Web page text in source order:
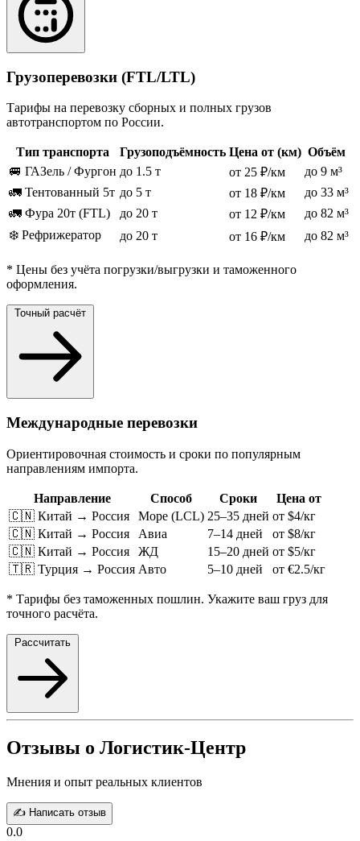
Грузоперевозки (FTL/LTL)
Тарифы на перевозку сборных и полных грузов
автотранспортом по России.
Тип транспорта Грузоподъёмность Цена от (км) Объём
🚐 ГАЗель / Фургон до 1.5 т от 25 ₽/км
до 9 м³
🚛 Тентованный 5т до 5 т от 18 ₽/км
до 33 м³
🚛 Фура 20т (FTL)
до 20 т от 12 ₽/км
до 82 м³
❄️ Рефрижератор
до 20 т от 16 ₽/км до 82 м³
* Цены без учёта погрузки/выгрузки и таможенного
оформления.
Точный расчёт
Международные перевозки
Ориентировочная стоимость и сроки по популярным
направлениям импорта.
Направление Способ Сроки
Цена от
🇨🇳 Китай → Россия
Море (LCL) 25–35 дней от $4/кг
🇨🇳 Китай → Россия
Авиа 7–14 дней
от $8/кг
🇨🇳 Китай → Россия
ЖД 15–20 дней от $5/кг
🇹🇷 Турция → Россия Авто 5–10 дней от €2.5/кг
* Тарифы без таможенных пошлин. Укажите ваш груз для
точного расчёта.
Рассчитать
Отзывы о Логистик-Центр
Мнения и опыт реальных клиентов
✍️ Написать отзыв
0.0